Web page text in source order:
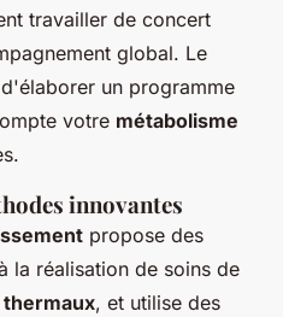
travailler de concert
global. Le
un programme
votre métabolisme
innovantes
propose des
la réalisation de soins de
thermaux, et utilise des